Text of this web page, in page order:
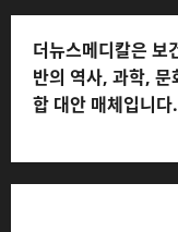
더뉴스메디칼은 보
반의 역사, 과학, 문
합 대안 매체입니다.